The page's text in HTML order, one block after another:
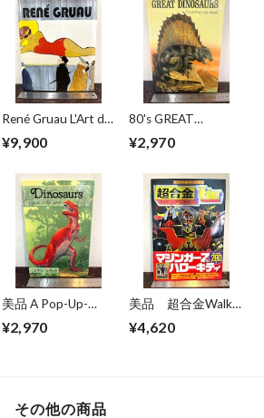
René Gruau L'Art de
of Advertising
¥9,900
80's GREAT
Pop−Up Book
¥2,970
美品 A Pop-Up-
Giants of the Earth
¥2,970
美品 超合金Walkar
誕生40周年記念
¥4,620
その他の商品